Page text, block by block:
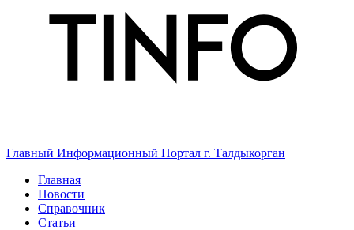
Главный Информационный Портал г. Талдыкорган
Главная
Новости
Справочник
Статьи